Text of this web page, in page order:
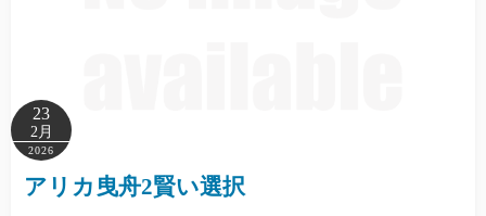
23
2月
2026
アリカ曳舟2賢い選択